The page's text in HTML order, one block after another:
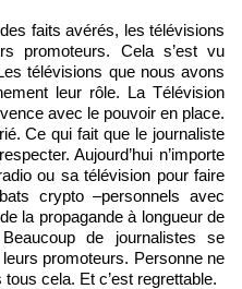
faits avérés, les télévisions
promoteurs. Cela s’est vu
télévisions que nous avons
leur rôle. La Télévision
avec le pouvoir en place.
Ce qui fait que le journaliste
Aujourd’hui n’importe
ou sa télévision pour faire
crypto –personnels avec
la propagande à longueur de
de journalistes se
promoteurs. Personne ne
cela. Et c’est regrettable.